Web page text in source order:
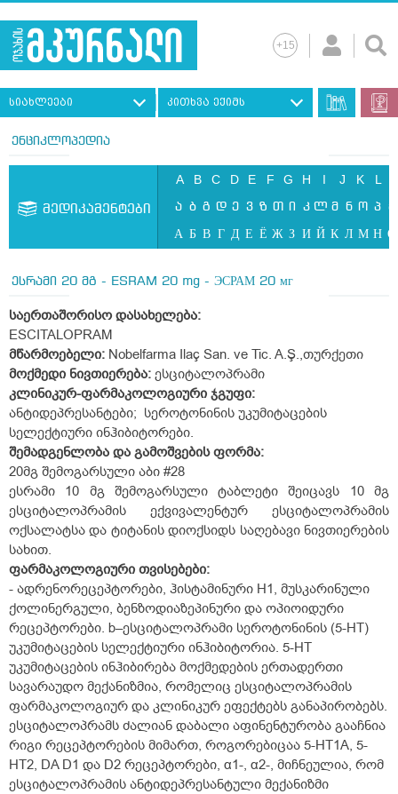
სიახლეები კითხვა ექიმს
ენციკლოპედია
მედიკამენტები
A B C D E F G H I J K L
ა ბ გ დ ე ვ ზ თ ი კ ლ მ ნ ო პ ჟ
А Б В Г Д Е Ё Ж З И Й К Л М Н О
ესრამი 20 მგ - ESRAM 20 mg - ЭСРАМ 20 мг
საერთაშორისო დასახელება:
ESCITALOPRAM
მწარმოებელი: Nobelfarma Ilaç San. ve Tic. A.Ş.,თურქეთი
მოქმედი ნივთიერება: ესციტალოპრამი
კლინიკურ-ფარმაკოლოგიური ჯგუფი:
ანტიდეპრესანტები; სეროტონინის უკუმიტაცების
სელექტიური ინჰიბიტორები.
შემადგენლობა და გამოშვების ფორმა:
20მგ შემოგარსული აბი #28
ესრამი 10 მგ შემოგარსული ტაბლეტი შეიცავს 10 მგ
ესციტალოპრამის ექვივალენტურ ესციტალოპრამის
ოქსალატსა და ტიტანის დიოქსიდს საღებავი ნივთიერების
სახით.
ფარმაკოლოგიური თვისებები:
- ადრენორეცეპტორები, ჰისტამინური H1, მუსკარინული
ქოლინერგული, ბენზოდიაზეპინური და ოპიოიდური
რეცეპტორები. b–ესციტალოპრამი სეროტონინის (5-HT)
უკუმიტაცების სელექტიური ინჰიბიტორია. 5-HT
უკუმიტაცების ინჰიბირება მოქმედების ერთადერთი
სავარაუდო მექანიზმია, რომელიც ესციტალოპრამის
ფარმაკოლოგიურ და კლინიკურ ეფექტებს განაპირობებს.
ესციტალოპრამს ძალიან დაბალი აფინენტურობა გააჩნია
რიგი რეცეპტორების მიმართ, როგორებიცაა 5-HT1A, 5-
HT2, DA D1 და D2 რეცეპტორები, α1-, α2-, მიჩნეულია, რომ
ესციტალოპრამის ანტიდეპრესანტული მექანიზმი